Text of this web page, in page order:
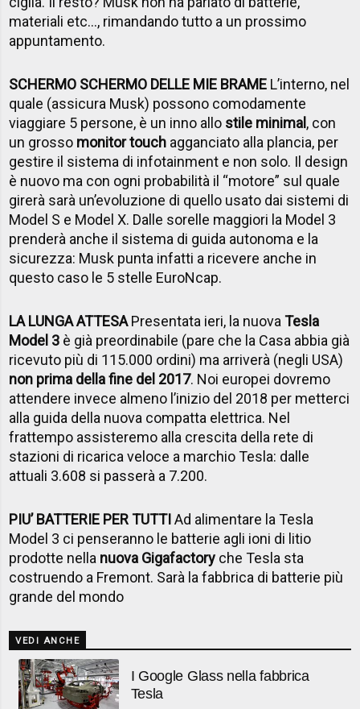
materiali etc…, rimandando tutto a un prossimo
appuntamento.
SCHERMO SCHERMO DELLE MIE BRAME L’interno, nel
quale (assicura Musk) possono comodamente
viaggiare 5 persone, è un inno allo stile minimal , con
un grosso monitor touch agganciato alla plancia, per
gestire il sistema di infotainment e non solo. Il design
è nuovo ma con ogni probabilità il “motore” sul quale
girerà sarà un’evoluzione di quello usato dai sistemi di
Model S e Model X. Dalle sorelle maggiori la Model 3
prenderà anche il sistema di guida autonoma e la
sicurezza: Musk punta infatti a ricevere anche in
questo caso le 5 stelle EuroNcap.
LA LUNGA ATTESAPresentata ieri, la nuovaTesla
Model 3 è già preordinabile (pare che la Casa abbia già
ricevuto più di 115.000 ordini) ma arriverà (negli USA)
non prima della fine del 2017. Noi europei dovremo
attendere invece almeno l’inizio del 2018 per metterci
alla guida della nuova compatta elettrica. Nel
frattempo assisteremo alla crescita della rete di
stazioni di ricarica veloce a marchio Tesla: dalle
attuali 3.608 si passerà a 7.200.
PIU’ BATTERIE PER TUTTI Ad alimentare la Tesla
Model 3 ci penseranno le batterie agli ioni di litio
prodotte nella nuova Gigafactory che Tesla sta
costruendo a Fremont. Sarà la fabbrica di batterie più
grande del mondo
VEDI ANCHE
I Google Glass nella fabbrica
Tesla